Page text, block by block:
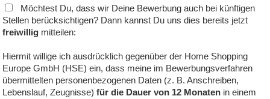
Möchtest Du, dass wir Deine Bewerbung auch bei künftigen
Stellen berücksichtigen? Dann kannst Du uns dies bereits jetzt
freiwillig mitteilen:
Hiermit willige ich ausdrücklich gegenüber der Home Shopping
Europe GmbH (HSE) ein, dass meine im Bewerbungsverfahren
übermittelten personenbezogenen Daten (z. B. Anschreiben,
Lebenslauf, Zeugnisse)für die Dauer von 12 Monaten in einem